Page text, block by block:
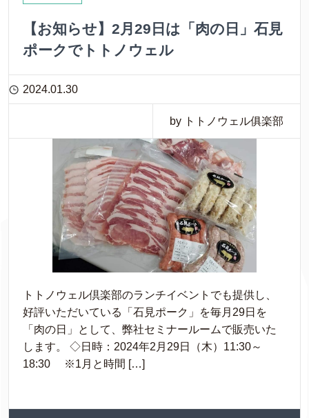
【お知らせ】2月29日は「肉の日」石見
ポークでトトノウェル
2024.01.30
by トトノウェル俱楽部
トトノウェル倶楽部のランチイベントでも提供し、
好評いただいている「石見ポーク」を毎月29日を
「肉の日」として、弊社セミナールームで販売いた
します。 ◇日時：2024年2月29日（木）11:30～
18:30 ※1月と時間 […]